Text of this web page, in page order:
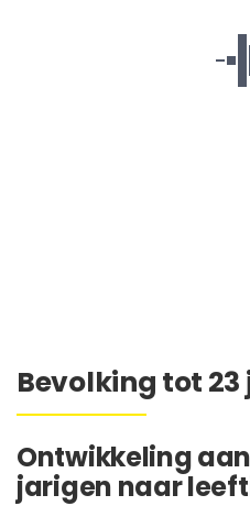
Bevolking tot
Ontwikkeling
jarigen naar